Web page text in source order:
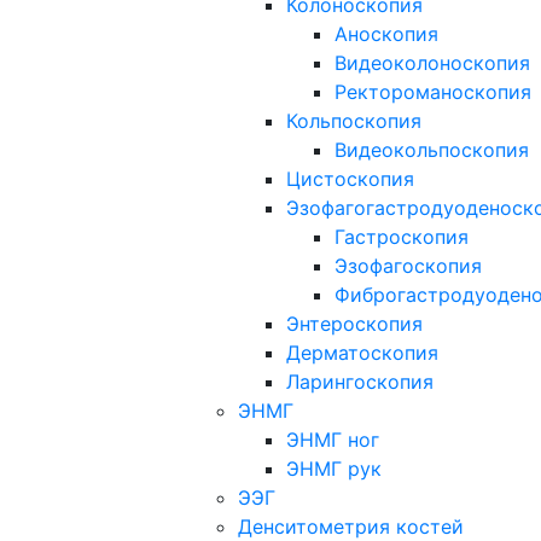
Колоноскопия
Аноскопия
Видеоколоноскопия
Ректороманоскопия
Кольпоскопия
Видеокольпоскопия
Цистоскопия
Гастроскопия
Эзофагоскопия
Энтероскопия
Дерматоскопия
Ларингоскопия
ЭНМГ
ЭНМГ ног
ЭНМГ рук
ЭЭГ
Денситометрия костей